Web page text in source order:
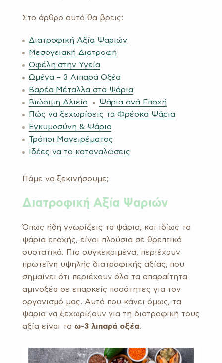
Στο άρθρο αυτό θα βρεις:
Διατροφική Αξία Ψαριών
Μεσογειακή Διατροφή
Οφέλη στην Υγεία
Ωμέγα – 3 Λιπαρά Οξέα
Βαρέα Μέταλλα στα Ψάρια
Βιώσιμη Αλιεία
Ψάρια ανά Εποχή
Πώς να ξεχωρίσεις τα Φρέσκα Ψάρια
Εγκυμοσύνη & Ψάρια
Τρόποι Μαγειρέματος
Ιδέες να το καταναλώσεις
Πάμε να ξεκινήσουμε;
Διατροφική Αξία Ψαριών
Όπως ήδη γνωρίζεις τα ψάρια, και ιδίως τα
ψάρια εποχής, είναι πλούσια σε θρεπτικά
συστατικά. Πιο συγκεκριμένα, περιέχουν
πρωτεΐνη υψηλής διατροφικής αξίας, που
σημαίνει ότι περιέχουν όλα τα απαραίτητα
αμινοξέα σε επαρκείς ποσότητες για τον
οργανισμό μας. Αυτό που κάνει όμως, τα
ψάρια να ξεχωρίζουν για τη διατροφική τους
αξία είναι τα ω-3 λιπαρά οξέα.